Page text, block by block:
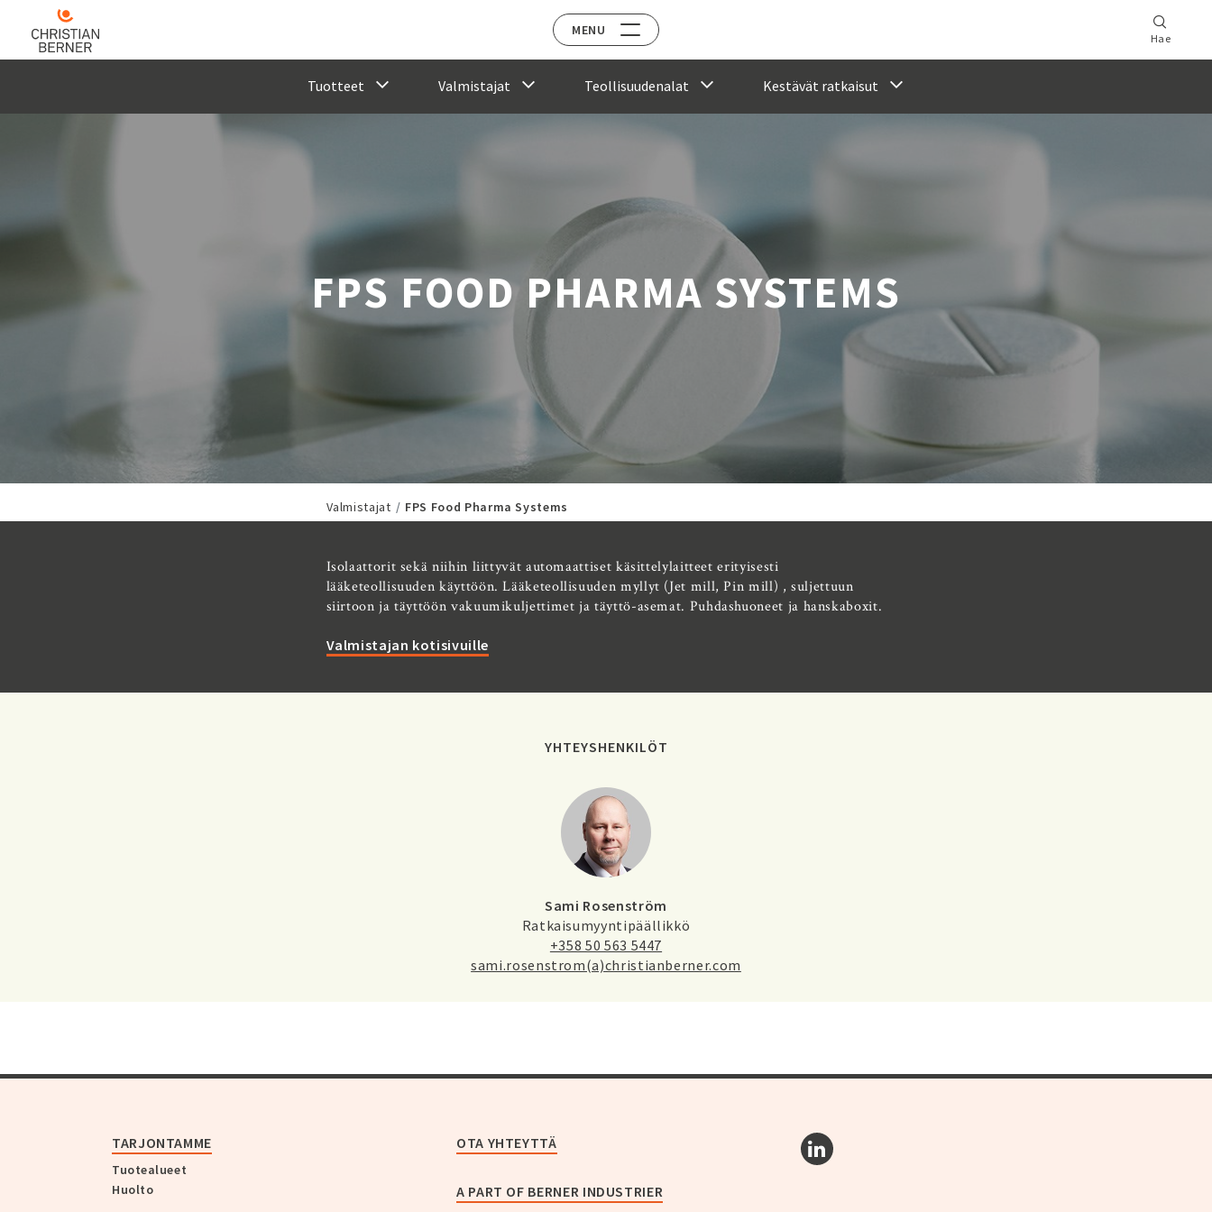
MENU
Hae
Tuotteet Valmistajat Teollisuudenalat Kestävät ratkaisut
FPS FOOD PHARMA SYSTEMS
Valmistajat FPS Food Pharma Systems
Isolaattorit sekä niihin liittyvät automaattiset käsittelylaitteet erityisesti
lääketeollisuuden käyttöön. Lääketeollisuuden myllyt (Jet mill, Pin mill) , suljettuun
siirtoon ja täyttöön vakuumikuljettimet ja täyttö-asemat. Puhdashuoneet ja hanskaboxit.
Valmistajan kotisivuille
YHTEYSHENKILÖT
Sami Rosenström
Ratkaisumyyntipäällikkö
+358 50 563 5447
sami.rosenstrom(a)christianberner.com
TARJONTAMME
Tuotealueet
Huolto
OTA YHTEYTTÄ
A PART OF BERNER INDUSTRIER